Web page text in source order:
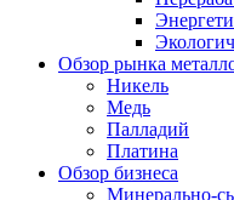
Обзор рынка
Никель
Медь
Палладий
Платина
Обзор бизнеса
Минерально-